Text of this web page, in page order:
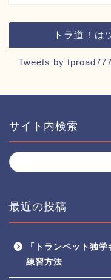
トラ道！は
Tweets by tproad777
サイト内検索
最近の投稿
「トランペット独
練習方法